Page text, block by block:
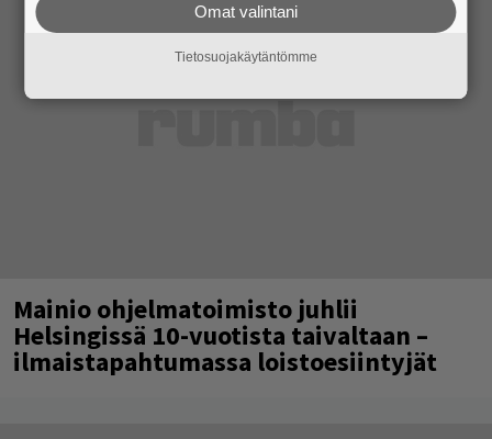
Mainio ohjelmatoimisto juhlii
Helsingissä 10-vuotista taivaltaan –
ilmaistapahtumassa loistoesiintyjät
Omat valintani
Tietosuojakäytäntömme